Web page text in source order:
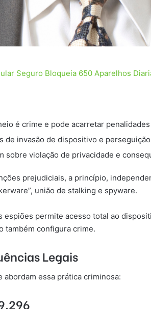
Seguro Bloqueia 650 Aparelhos
é crime e pode acarretar
de invasão de dispositivo e
sobre violação de privacidade e
prejudiciais, a princípio,
união de stalking e spyware.
espiões permite acesso total ao
também configura crime.
Legais
abordam essa prática criminosa: